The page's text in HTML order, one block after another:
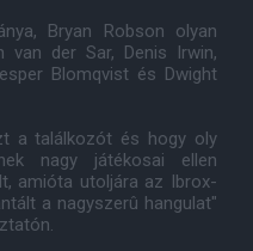
Bryan Robson olyan
van der Sar, Denis Irwin,
Blomqvist és Dwight
a találkozót és hogy oly
nagy játékosai ellen
amióta utoljára az Ibrox-
a nagyszerû hangulat"